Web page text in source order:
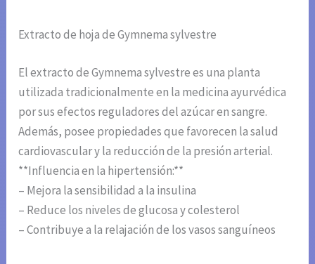
Extracto de hoja de Gymnema sylvestre
El extracto de Gymnema sylvestre es una planta
utilizada tradicionalmente en la medicina ayurvédica
por sus efectos reguladores del azúcar en sangre.
Además, posee propiedades que favorecen la salud
cardiovascular y la reducción de la presión arterial.
**Influencia en la hipertensión:**
– Mejora la sensibilidad a la insulina
– Reduce los niveles de glucosa y colesterol
– Contribuye a la relajación de los vasos sanguíneos